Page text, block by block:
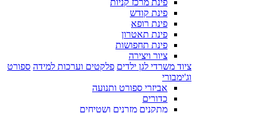
פינת מרכז קניות
פינת קודש
פינת רופא
פינת תאטרון
פינת תחפושות
ציור ויצירה
ציוד משרדי לגן ילדים פלקטים וערכות למידה ספורט
וג'ימבורי
אביזרי ספורט ותנועה
כדורים
מתקנים מזרנים ושטיחים